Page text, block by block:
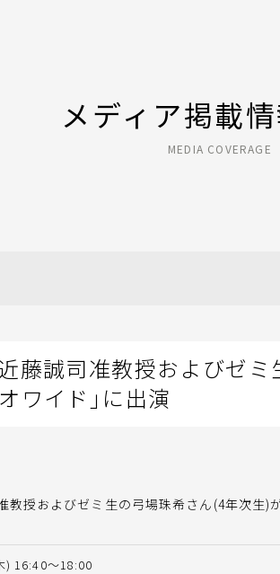
メディア掲載
MEDIA COVERAGE
藤誠司准教授およびゼ
ワイド」に出演
教授およびゼミ生の弓場珠希さん(4年次生)
) 16:40〜18:00